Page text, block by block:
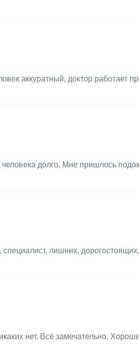
аккуратный, доктор работает
долго. Мне пришлось
лишних,
нет. Всё замечательно.